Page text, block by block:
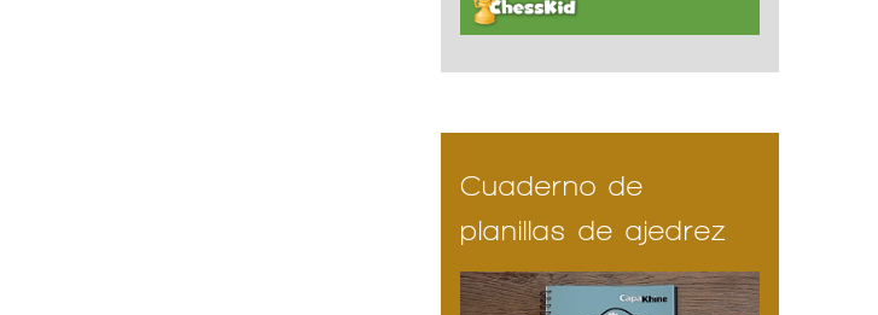
Cuaderno de
planillas de ajedrez